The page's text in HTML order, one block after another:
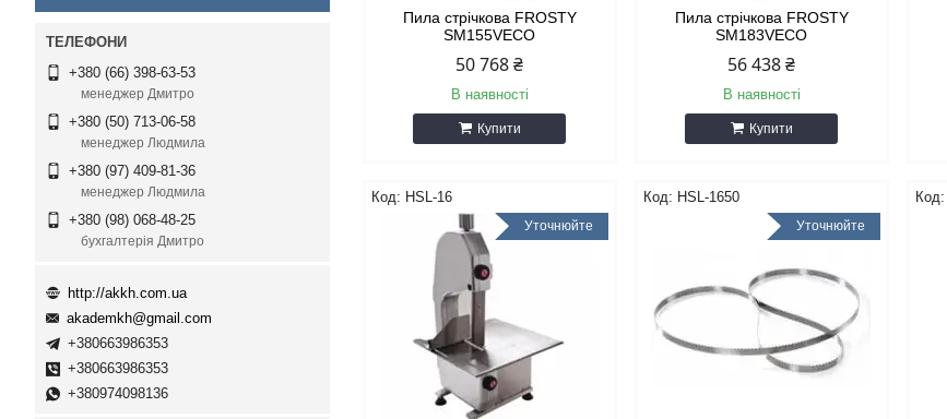
Пила стрічкова FROSTY
SM155VECO
50 768 ₴
В наявності
Купити
Пила стрічкова FROSTY
SM183VECO
56 438 ₴
В наявності
Купити
HSL-16
Уточнюйте
HSL-1650
Уточнюйте
+380 (66) 398-63-53
менеджер Дмитро
+380 (50) 713-06-58
менеджер Людмила
+380 (97) 409-81-36
менеджер Людмила
+380 (98) 068-48-25
бухгалтерія Дмитро
http://akkh.com.ua
akademkh@gmail.com
+380663986353
+380663986353
+380974098136